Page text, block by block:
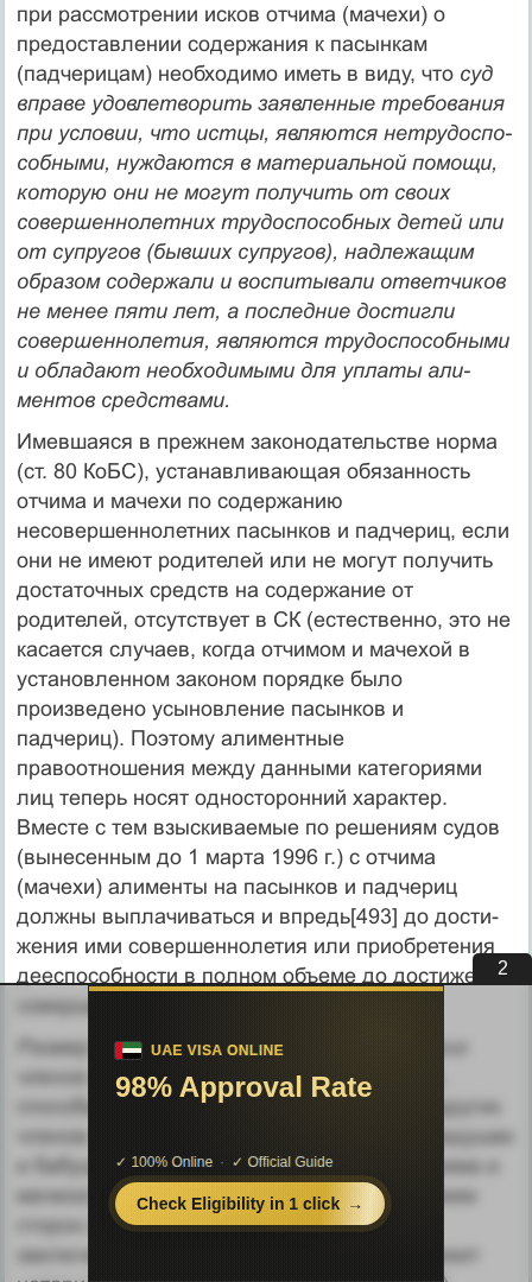
при рассмотрении исков отчима (мачехи) о
предоставлении содержания к пасынкам
(падчерицам) необхо­димо иметь в виду, что суд
вправе удовлетворить заявленные требования
при условии, что истцы, являются нетрудоспо­
собными, нуждаются в материальной помощи,
которую они не могут получить от своих
совершеннолетних трудоспо­собных детей или
от супругов (бывших супругов), надлежа­щим
образом содержали и воспитывали ответчиков
не менее пяти лет, а последние достигли
совершеннолетия, являются трудоспособными
и обладают необходимыми для уплаты али­
ментов средствами.
Имевшаяся в прежнем законодательстве норма
(ст. 80 КоБС), устанавливающая обязанность
отчима и мачехи по содержанию
несовершеннолетних пасынков и падчериц, если
они не имеют родителей или не могут получить
достаточных средств на содержание от
родителей, отсутствует в СК (естественно, это не
касается случаев, когда отчимом и мачехой в
установ­ленном законом порядке было
произведено усыновление па­сынков и
падчериц). Поэтому алиментные
правоотношения меж­ду данными категориями
лиц теперь носят односторонний ха­рактер.
Вместе с тем взыскиваемые по решениям судов
(выне­сенным до 1 марта 1996 г.) с отчима
(мачехи) алименты на па­сынков и падчериц
должны выплачиваться и впредь[493] до дости­
жения ими совершеннолетия или приобретения
дееспособнос­ти в полном объеме до достижения
совершеннолетия.
Размер алиментов, взыскиваемых на других
членов семьи в судебном порядке.Размер,
способы и порядок уплаты алимен­тов на других
членов семьи (братьев и сестер, внуков, дедушек
и бабушек, фактических воспитателей, отчима и
мачехи) может быть установлен соглашением
сторон (п. 1 ст. 98 СК). Та­кое соглашение
заключается в письменной форме и подлежит
1